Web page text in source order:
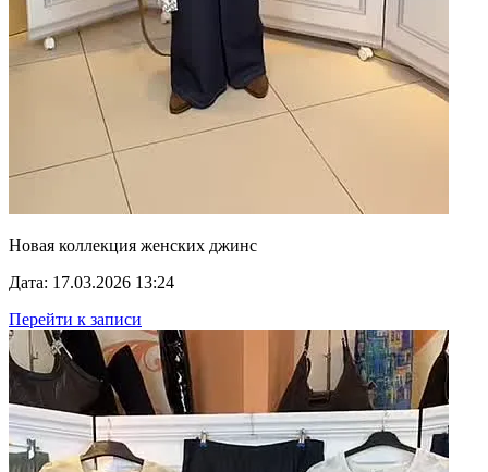
Новая коллекция женских джинс
Дата: 17.03.2026 13:24
Перейти к записи